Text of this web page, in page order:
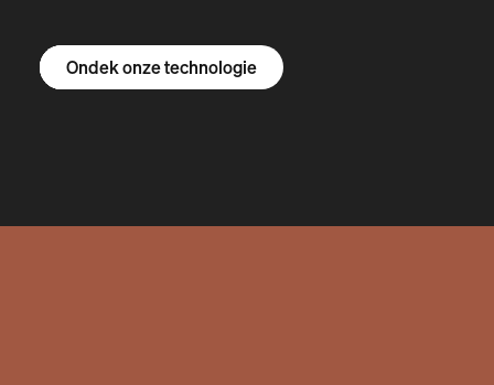
Ontdek de R1S
Ontdek de R1T
Ontdek de bestelbus
Ondek onze technologie